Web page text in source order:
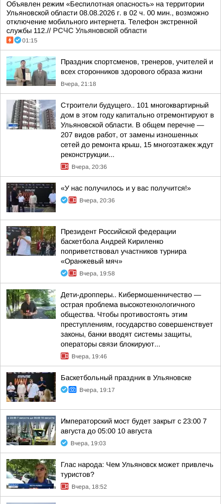
Объявлен режим «Беспилотная опасность» на территории
Ульяновской области 08.08.2026 г. в 02 ч. 00 мин., возможно
отключение мобильного интернета. Телефон экстренной
службы 112.// РСЧС Ульяновской области
01:15
Праздник спортсменов, тренеров, учителей и
всех сторонников здорового образа жизни
Вчера, 21:18
Строители будущего.. 101 многоквартирный
дом в этом году капитально отремонтируют в
Ульяновской области. В общем перечне —
207 видов работ, от замены изношенных
сетей до ремонта крыш, 15 многоэтажек ждут
реконструкции...
Вчера, 20:36
«У нас получилось и у вас получится!»
Вчера, 20:36
Президент Российской федерации
баскетбола Андрей Кириленко
поприветствовал участников турнира
«Оранжевый мяч»
Вчера, 19:58
Дети-дропперы.. Кибермошенничество —
острая проблема высокотехнологичного
общества. Чтобы противостоять этим
преступлениям, государство совершенствует
законы, банки вводят системы защиты,
операторы связи блокируют...
Вчера, 19:46
Баскетбольный праздник в Ульяновске
Вчера, 19:17
Императорский мост будет закрыт с 23:00 7
августа до 05:00 10 августа
Вчера, 19:03
Глас народа: Чем Ульяновск может привлечь
туристов?
Вчера, 18:52